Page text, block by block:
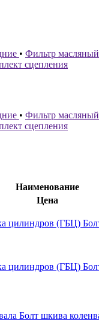
• Фильтр масляный
сцепления
• Фильтр масляный
сцепления
Наименование
Цена
цилиндров (ГБЦ)
цилиндров (ГБЦ)
Болт шкива